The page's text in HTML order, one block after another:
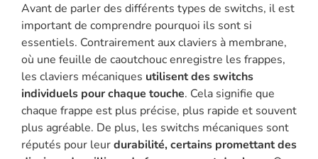
Avant de parler des différents types de switchs, il est
important de comprendre pourquoi ils sont si
essentiels. Contrairement aux claviers à membrane,
où une feuille de caoutchouc enregistre les frappes,
les claviers mécaniques utilisent des switchs
individuels pour chaque touche. Cela signifie que
chaque frappe est plus précise, plus rapide et souvent
plus agréable. De plus, les switchs mécaniques sont
réputés pour leurdurabilité, certains promettant des